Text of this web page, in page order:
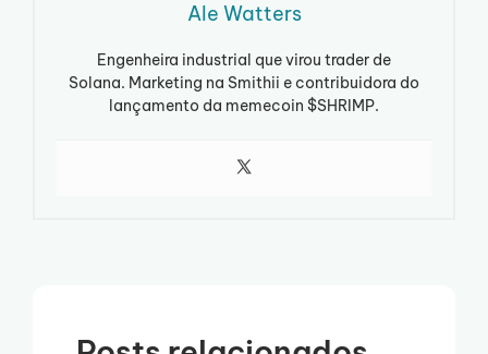
Ale Watters
Engenheira industrial que virou trader de
Solana. Marketing na Smithii e contribuidora do
lançamento da memecoin $SHRIMP.